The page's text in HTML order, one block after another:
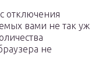
отключения
вами не так уж
не